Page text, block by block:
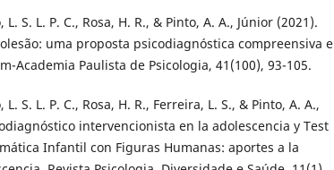
L. S. L. P. C., Rosa, H. R., & Pinto, A. A., Júnior (2021).
uma proposta psicodiagnóstica compreensiva e
Academia Paulista de Psicologia, 41(100), 93-105.
L. S. L. P. C., Rosa, H. R., Ferreira, L. S., & Pinto, A. A.,
intervencionista en la adolescencia y Test
Infantil con Figuras Humanas: aportes a la